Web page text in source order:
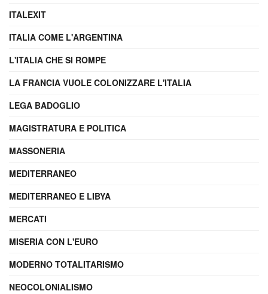
ITALEXIT
ITALIA COME L'ARGENTINA
L'ITALIA CHE SI ROMPE
LA FRANCIA VUOLE COLONIZZARE L'ITALIA
LEGA BADOGLIO
MAGISTRATURA E POLITICA
MASSONERIA
MEDITERRANEO
MEDITERRANEO E LIBYA
MERCATI
MISERIA CON L'EURO
MODERNO TOTALITARISMO
NEOCOLONIALISMO